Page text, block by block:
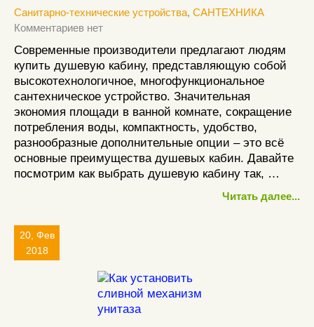
Санитарно-технические устройства, САНТЕХНИКА
Комментариев нет
Современные производители предлагают людям
купить душевую кабину, представляющую собой
высокотехнологичное, многофункциональное
сантехническое устройство. Значительная
экономия площади в ванной комнате, сокращение
потребления воды, компактность, удобство,
разнообразные дополнительные опции – это всё
основные преимущества душевых кабин. Давайте
посмотрим как выбрать душевую кабину так, …
Читать далее...
20, Фев
2018